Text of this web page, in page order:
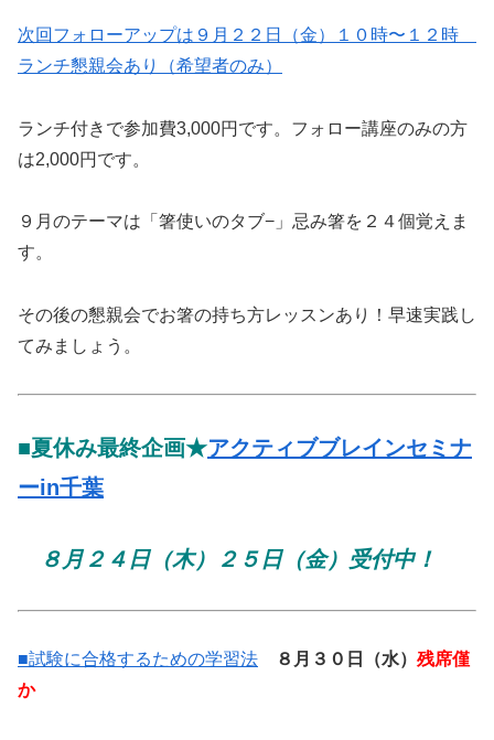
次回フォローアップは９月２２日（金）１０時〜１２時
ランチ懇親会あり（希望者のみ）
ランチ付きで参加費3,000円です。フォロー講座のみの方
は2,000円です。
９月のテーマは「箸使いのタブ−」忌み箸を２４個覚えま
す。
その後の懇親会でお箸の持ち方レッスンあり！早速実践し
てみましょう。
■夏休み最終企画★アクティブブレインセミナ
ーin千葉
８月２４日（木）２５日（金）受付中！
■試験に合格するための学習法 ８月３０日（水） 残席僅
か